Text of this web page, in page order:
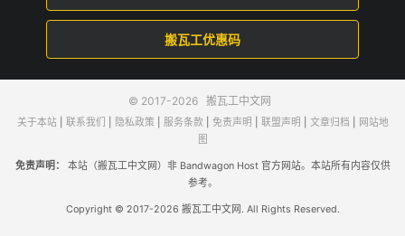
搬瓦工优惠码
© 2017-2026 搬瓦工中文网
关于本站| 联系我们 隐私政策 服务条款 免责声明 联盟声明 文章归档
网站地
图
免责声明：
本站（搬瓦工中文网）非 Bandwagon Host 官方网站。本站所有内容仅供
参考。
Copyright © 2017-2026 搬瓦工中文网. All Rights Reserved.